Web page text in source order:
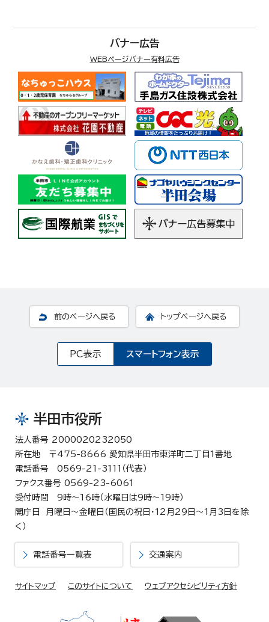
バナー広告
WEBページバナー有料広告
前のページへ戻る トップページへ戻る
PC表示 スマートフォン表示
半田市役所
法人番号 2000020232050
所在地 〒475-8666 愛知県半田市東洋町二丁目1番地
電話番号 0569-21-3111（代表）
ファクス番号 0569-23-6061
受付時間 9時～16時（水曜日は9時～19時）
開庁日 月曜日～金曜日（国民の祝日・12月29日～1月3日を除
く）
電話番号一覧表 交通案内
サイトマップ このサイトについて ウェブアクセシビリティ方針